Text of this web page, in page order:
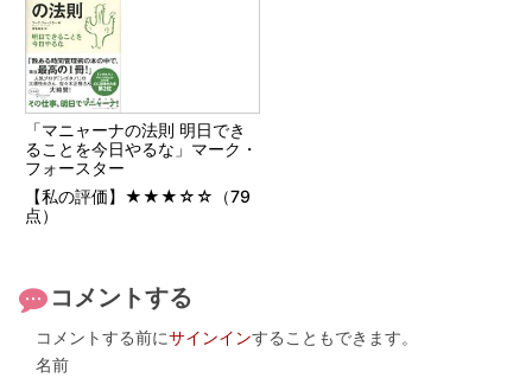
「マニャーナの法則 明日でき
ることを今日やるな」マーク・
フォースター
【私の評価】★★★☆☆（79
点）
コメントする
コメントする前にサインインすることもできます。
名前